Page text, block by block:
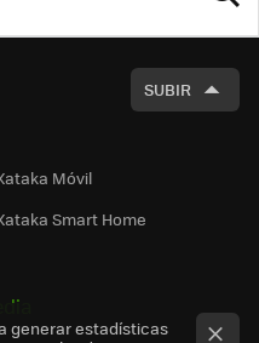
SUBIR
Móvil
Smart Home
generar estadísticas